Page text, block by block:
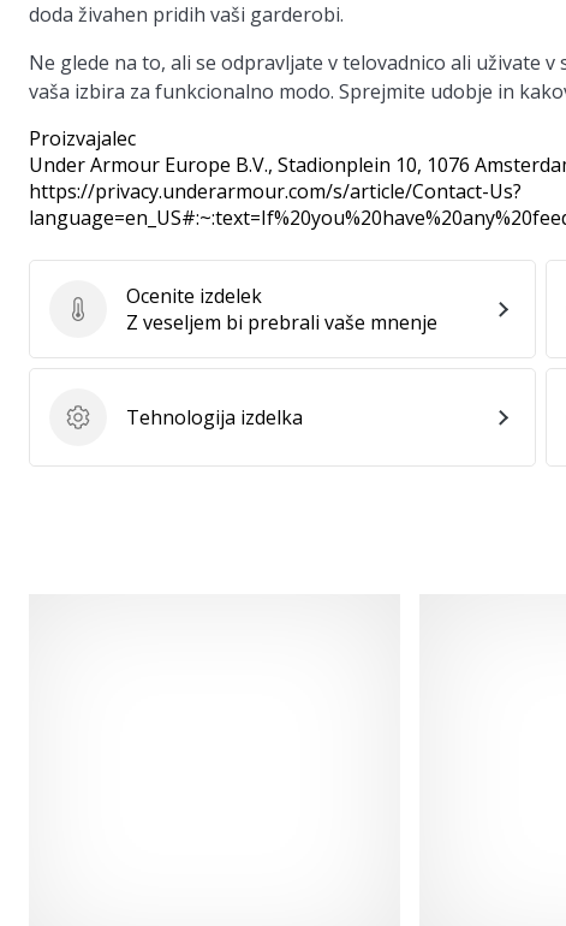
doda živahen pridih vaši garderobi.
Ne glede na to, ali se odpravljate v telovadnico ali uživate
vaša izbira za funkcionalno modo. Sprejmite udobje in
Proizvajalec
Under Armour Europe B.V., Stadionplein 10, 1076
https://privacy.underarmour.com/s/article/Contact-Us?
Ocenite izdelek
Ocenite izdelek
Z veseljem bi prebrali vaše mnenje
Tehnologija izdelka
Tehnologija izdelka